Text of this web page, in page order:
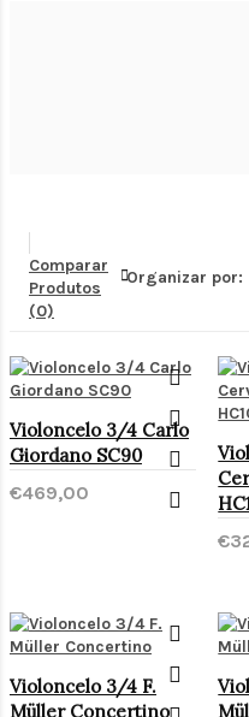
Comparar
Produtos
(0)
Organizar por:
Violoncelo 3/4 Carlo
Giordano SC90
€469,00
Violoncelo 3/4 F.
Müller Concertino